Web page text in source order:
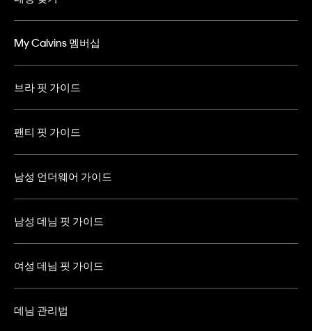
My Calvins 멤버십
브라 핏 가이드
팬티 핏 가이드
남성 언더웨어 가이드
남성 데님 핏 가이드
여성 데님 핏 가이드
데님 관리법